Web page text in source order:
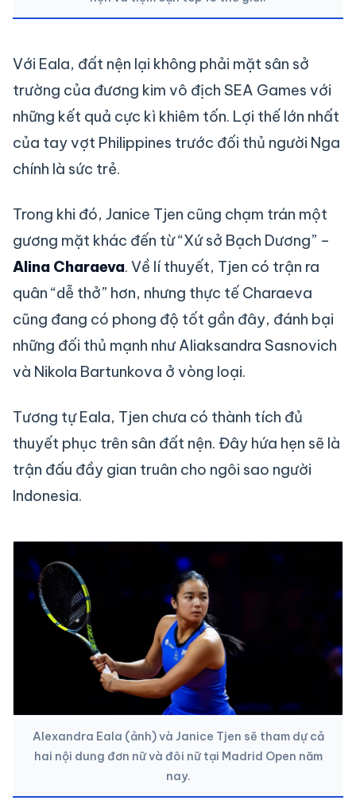
Với Eala, đất nện lại không phải mặt sân sở
trường của đương kim vô địch SEA Games với
những kết quả cực kì khiêm tốn. Lợi thế lớn nhất
của tay vợt Philippines trước đối thủ người Nga
chính là sức trẻ.
Trong khi đó, Janice Tjen cũng chạm trán một
gương mặt khác đến từ “Xứ sở Bạch Dương” –
Alina Charaeva. Về lí thuyết, Tjen có trận ra
quân “dễ thở” hơn, nhưng thực tế Charaeva
cũng đang có phong độ tốt gần đây, đánh bại
những đối thủ mạnh như Aliaksandra Sasnovich
và Nikola Bartunkova ở vòng loại.
Tương tự Eala, Tjen chưa có thành tích đủ
thuyết phục trên sân đất nện. Đây hứa hẹn sẽ là
trận đấu đầy gian truân cho ngôi sao người
Indonesia.
Alexandra Eala (ảnh) và Janice Tjen sẽ tham dự cả
hai nội dung đơn nữ và đôi nữ tại Madrid Open năm
nay.